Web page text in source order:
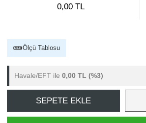
0,00 TL
Ölçü Tablosu
Havale/EFT ile 0,00 TL (%3)
SEPETE EKLE